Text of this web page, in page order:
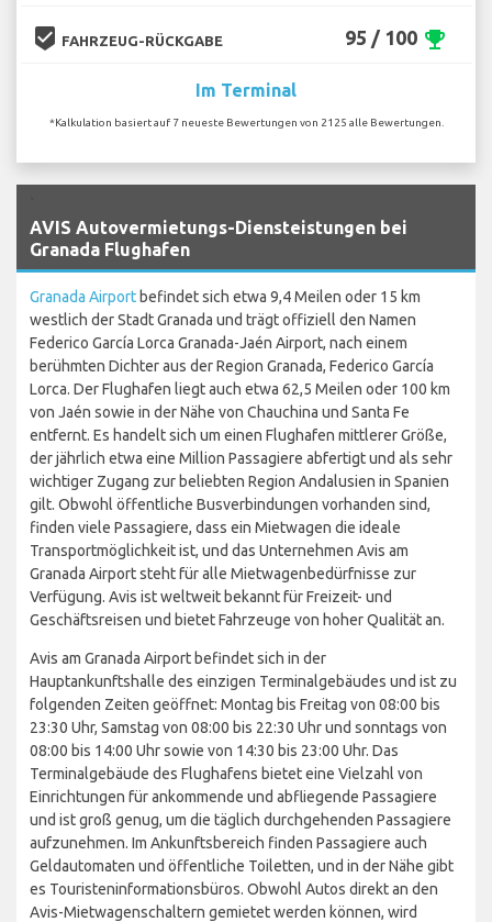
beenhere FAHRZEUG-RÜCKGABE 95 / 100 emoji_events
Im Terminal
*Kalkulation basiert auf 7 neueste Bewertungen von 2125 alle Bewertungen.
AVIS Autovermietungs-Diensteistungen bei
Granada Flughafen
Granada Airport befindet sich etwa 9,4 Meilen oder 15 km
westlich der Stadt Granada und trägt offiziell den Namen
Federico García Lorca Granada-Jaén Airport, nach einem
berühmten Dichter aus der Region Granada, Federico García
Lorca. Der Flughafen liegt auch etwa 62,5 Meilen oder 100 km
von Jaén sowie in der Nähe von Chauchina und Santa Fe
entfernt. Es handelt sich um einen Flughafen mittlerer Größe,
der jährlich etwa eine Million Passagiere abfertigt und als sehr
wichtiger Zugang zur beliebten Region Andalusien in Spanien
gilt. Obwohl öffentliche Busverbindungen vorhanden sind,
finden viele Passagiere, dass ein Mietwagen die ideale
Transportmöglichkeit ist, und das Unternehmen Avis am
Granada Airport steht für alle Mietwagenbedürfnisse zur
Verfügung. Avis ist weltweit bekannt für Freizeit- und
Geschäftsreisen und bietet Fahrzeuge von hoher Qualität an.
Avis am Granada Airport befindet sich in der
Hauptankunftshalle des einzigen Terminalgebäudes und ist zu
folgenden Zeiten geöffnet: Montag bis Freitag von 08:00 bis
23:30 Uhr, Samstag von 08:00 bis 22:30 Uhr und sonntags von
08:00 bis 14:00 Uhr sowie von 14:30 bis 23:00 Uhr. Das
Terminalgebäude des Flughafens bietet eine Vielzahl von
Einrichtungen für ankommende und abfliegende Passagiere
und ist groß genug, um die täglich durchgehenden Passagiere
aufzunehmen. Im Ankunftsbereich finden Passagiere auch
Geldautomaten und öffentliche Toiletten, und in der Nähe gibt
es Touristeninformationsbüros. Obwohl Autos direkt an den
Avis-Mietwagenschaltern gemietet werden können, wird